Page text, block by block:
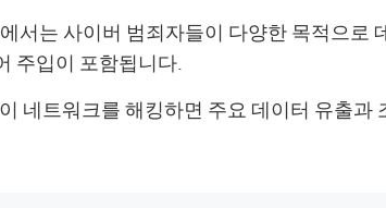
서는 사이버 범죄자들이 다양한 목적으로
주입이 포함됩니다.
네트워크를 해킹하면 주요 데이터 유출과